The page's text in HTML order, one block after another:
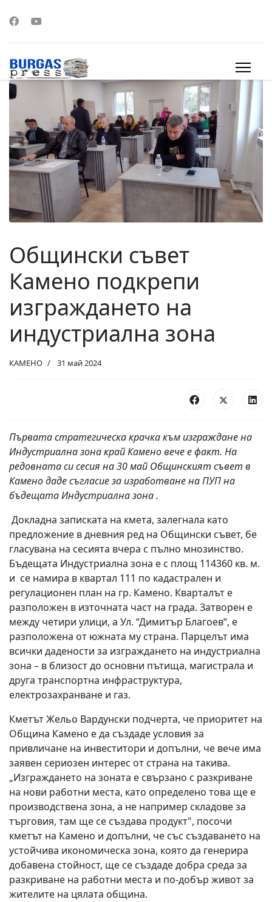
Общински съвет
Камено подкрепи
изграждането на
индустриална зона
КАМЕНО 31 май 2024
Първата стратегическа крачка към изграждане на
Индустриална зона край Камено вече е факт. На
редовната си сесия на 30 май Общинският съвет в
Камено даде съгласие за изработване на ПУП на
бъдещата Индустриална зона .
Докладна записката на кмета, залегнала като
предложение в дневния ред на Общински съвет, бе
гласувана на сесията вчера с пълно мнозинство.
Бъдещата Индустриална зона е с площ 114360 кв. м.
и се намира в квартал 111 по кадастрален и
регулационен план на гр. Камено. Кварталът е
разположен в източната част на града. Затворен е
между четири улици, a Ул. “Димитър Благоев“, е
разположена от южната му страна. Парцелът има
всички дадености за изграждането на индустриална
зона – в близост до основни пътища, магистрала и
друга транспортна инфраструктура,
електрозахранване и газ.
Кметът Жельо Вардунски подчерта, че приоритет на
Община Камено е да създаде условия за
привличане на инвеститори и допълни, че вече има
заявен сериозен интерес от страна на такива.
„Изграждането на зоната е свързано с разкриване
на нови работни места, като определено това ще е
производствена зона, а не например складове за
търговия, там ще се създава продукт", посочи
кметът на Камено и допълни, че със създаването на
устойчива икономическа зона, която да генерира
добавена стойност, ще се създаде добра среда за
разкриване на работни места и по-добър живот за
жителите на цялата община.